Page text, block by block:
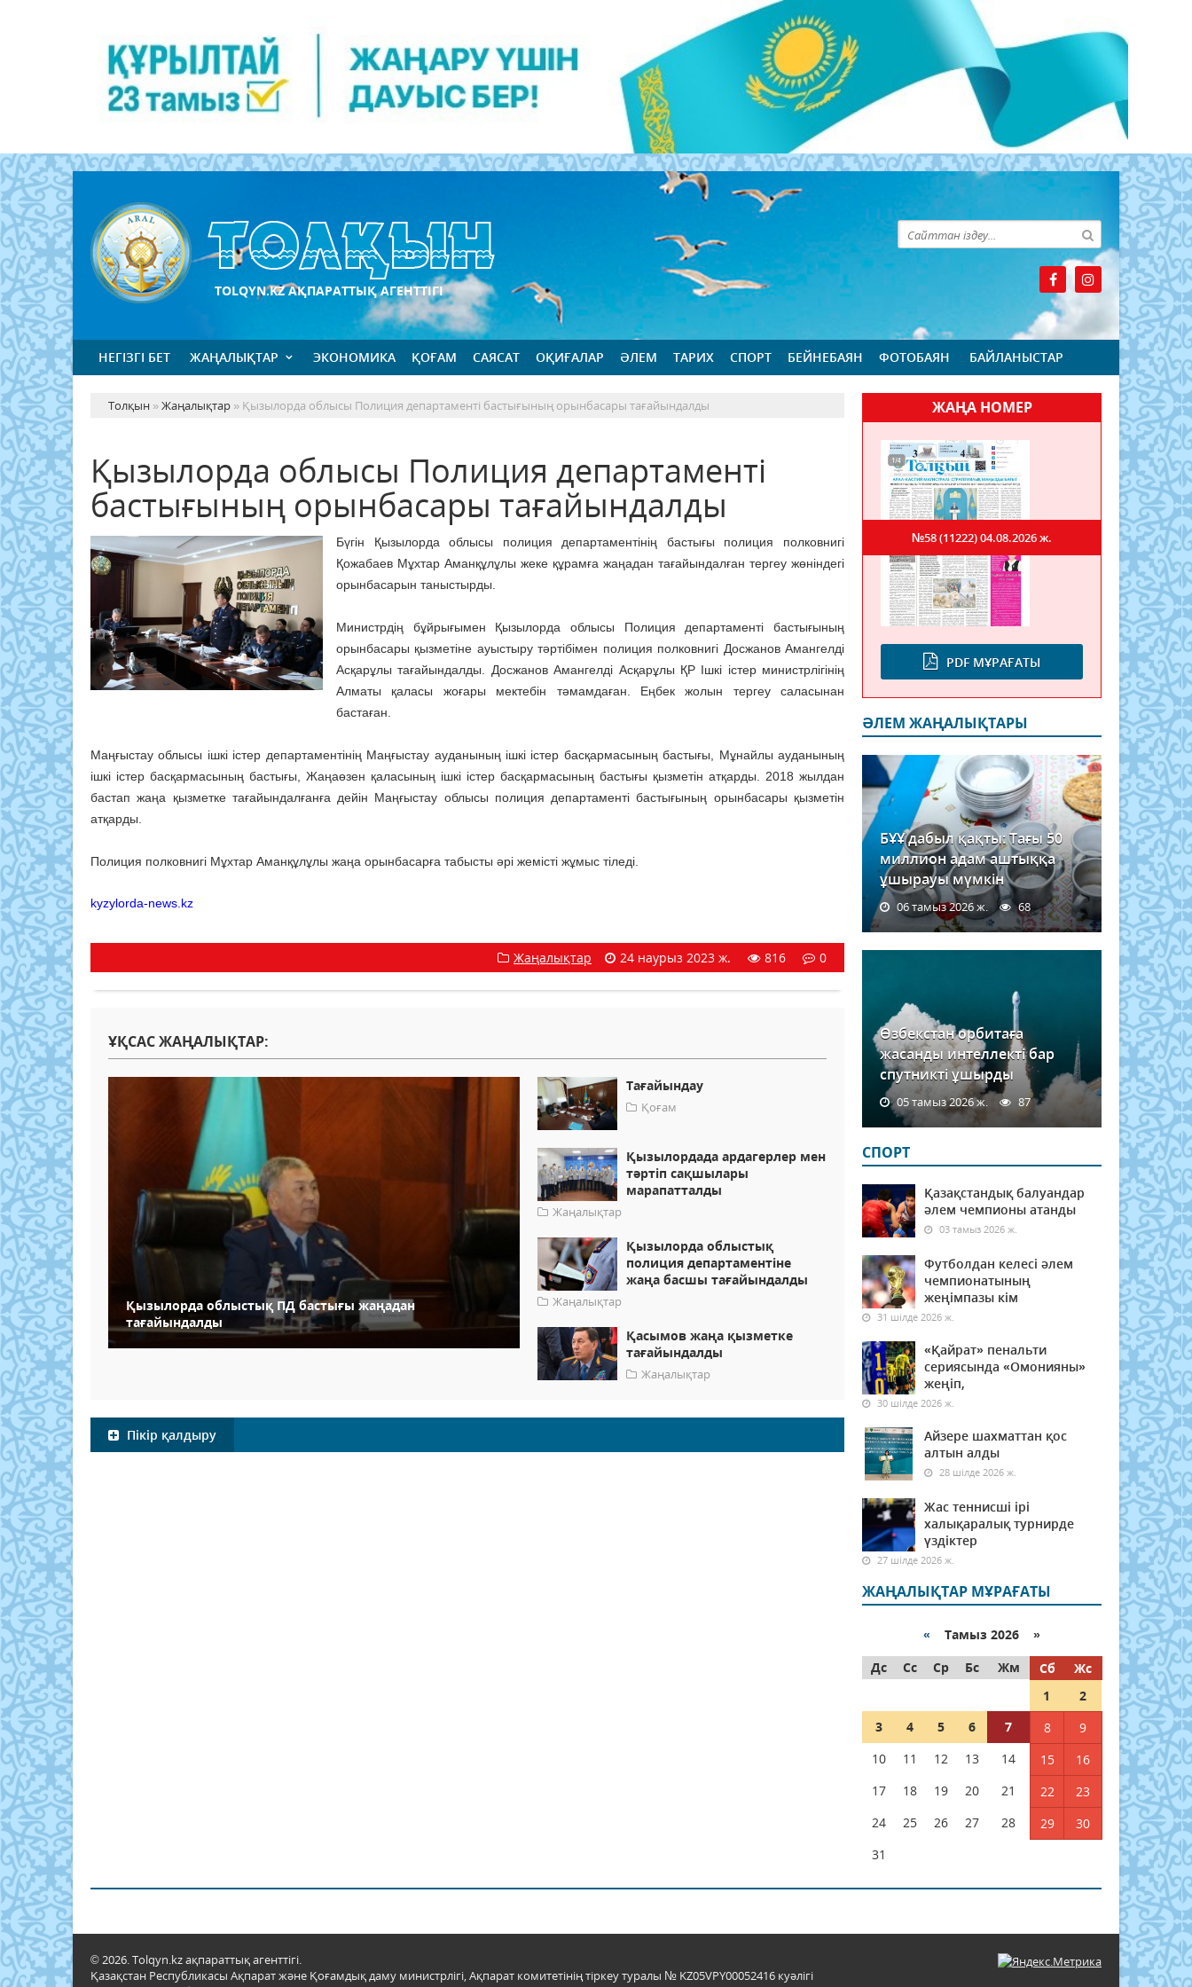
TOLQYN.KZ АҚПАРАТТЫҚ АГЕНТТІГІ
НЕГІЗГІ БЕТ ЖАҢАЛЫҚТАР ЭКОНОМИКА ҚОҒАМ САЯСАТ ОҚИҒАЛАР ӘЛЕМ ТАРИХ СПОРТ БЕЙНЕБАЯН ФОТОБАЯН БАЙЛАНЫСТАР
Толқын »Жаңалықтар » Қызылорда облысы Полиция департаменті бастығының орынбасары тағайындалды
Қызылорда облысы Полиция департаменті
бастығының орынбасары тағайындалды
Бүгін Қызылорда облысы полиция департаментінің бастығы полиция полковнигі
Қожабаев Мұхтар Аманқұлұлы жеке құрамға жаңадан тағайындалған тергеу жөніндегі
орынбасарын таныстырды.
Министрдің бұйрығымен Қызылорда облысы Полиция департаменті бастығының
орынбасары қызметіне ауыстыру тәртібімен полиция полковнигі Досжанов Амангелді
Асқарұлы тағайындалды. Досжанов Амангелді Асқарұлы ҚР Ішкі істер министрлігінің
Алматы қаласы жоғары мектебін тәмамдаған. Еңбек жолын тергеу саласынан
бастаған.
Маңғыстау облысы ішкі істер департаментінің Маңғыстау ауданының ішкі істер басқармасының бастығы, Мұнайлы ауданының
ішкі істер басқармасының бастығы, Жаңаөзен қаласының ішкі істер басқармасының бастығы қызметін атқарды. 2018 жылдан
бастап жаңа қызметке тағайындалғанға дейін Маңғыстау облысы полиция департаменті бастығының орынбасары қызметін
атқарды.
Полиция полковнигі Мұхтар Аманқұлұлы жаңа орынбасарға табысты әрі жемісті жұмыс тіледі.
kyzylorda-news.kz
Жаңалықтар 24 наурыз 2023 ж. 816 0
ҰҚСАС ЖАҢАЛЫҚТАР:
Қызылорда облыстық ПД бастығы жаңадан
тағайындалды
Тағайындау
Қоғам
Қызылордада ардагерлер мен
тәртіп сақшылары
марапатталды
Жаңалықтар
Қызылорда облыстық
полиция департаментіне
жаңа басшы тағайындалды
Жаңалықтар
Қасымов жаңа қызметке
тағайындалды
Жаңалықтар
Пікір қалдыру
ЖАҢА НОМЕР
PDF МҰРАҒАТЫ
№58 (11222)04.08.2026 ж.
ӘЛЕМ ЖАҢАЛЫҚТАРЫ
БҰҰ дабыл қақты: Тағы 50
миллион адам аштыққа
ұшырауы мүмкін
06 тамыз 2026 ж. 68
Өзбекстан орбитаға
жасанды интеллекті бар
спутникті ұшырды
05 тамыз 2026 ж. 87
СПОРТ
Қазақстандық балуандар
әлем чемпионы атанды
03 тамыз 2026 ж.
Футболдан келесі әлем
чемпионатының
жеңімпазы кім
31 шілде 2026 ж.
«Қайрат» пенальти
сериясында «Омонияны»
жеңіп,
30 шілде 2026 ж.
Айзере шахматтан қос
алтын алды
28 шілде 2026 ж.
Жас теннисші ірі
халықаралық турнирде
үздіктер
27 шілде 2026 ж.
ЖАҢАЛЫҚТАР МҰРАҒАТЫ
« Тамыз 2026 »
Дс
Сс Ср Бс Жм Сб
Жс
1
2
3
4 5 6 7 8
9
10
11 12 13 14 15
16
17
18 19 20 21 22
23
24
25 26 27 28 29
30
31
© 2026. Tolqyn.kz ақпараттық агенттігі.
Қазақстан Республикасы Ақпарат және Қоғамдық даму министрлігі, Ақпарат комитетінің тіркеу туралы № KZ05VPY00052416 куәлігі